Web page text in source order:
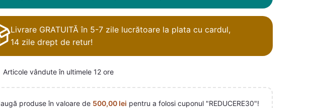
Livrare GRATUITĂ în 5-7 zile lucrătoare la plata cu cardul,
14 zile drept de retur!
Articole vândute în ultimele 12 ore
produse în valoare de 500,00 lei pentru a folosi cuponul "REDUCERE30"!